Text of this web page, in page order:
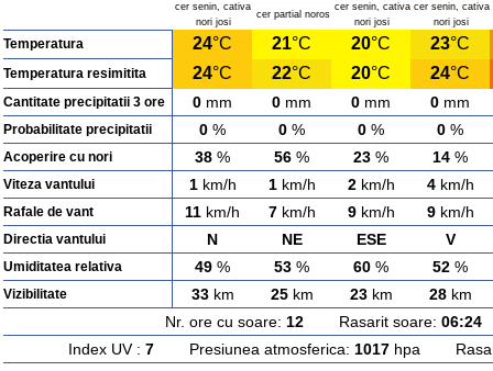
cer senin, cativa
nori josi
cer partial noros
cer senin, cativa
nori josi
cer senin, cativa
nori josi
Temperatura 24°C 21°C 20°C 23°C
Temperatura resimitita 24°C 22°C 20°C 24°C
Cantitate precipitatii 3 ore 0 mm 0 mm 0 mm 0 mm
Probabilitate precipitatii 0 % 0 % 0 % 0 %
Acoperire cu nori 38 % 56 % 23 % 14 %
Viteza vantului 1km/h 1km/h 2km/h 4km/h
Rafale de vant 11 km/h 7km/h 9km/h 9km/h
Directia vantului N NE ESE V
Umiditatea relativa 49 % 53 % 60 % 52 %
Vizibilitate 33km 25km 23km 28km
Nr. ore cu soare: 12Rasarit soare: 06:24
Index UV : 7Presiunea atmosferica: 1017hpa